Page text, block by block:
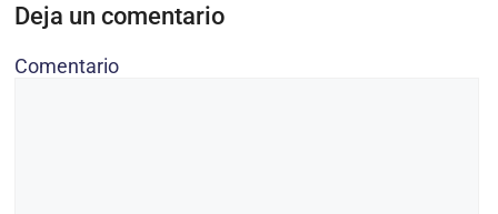
Deja un comentario
Comentario